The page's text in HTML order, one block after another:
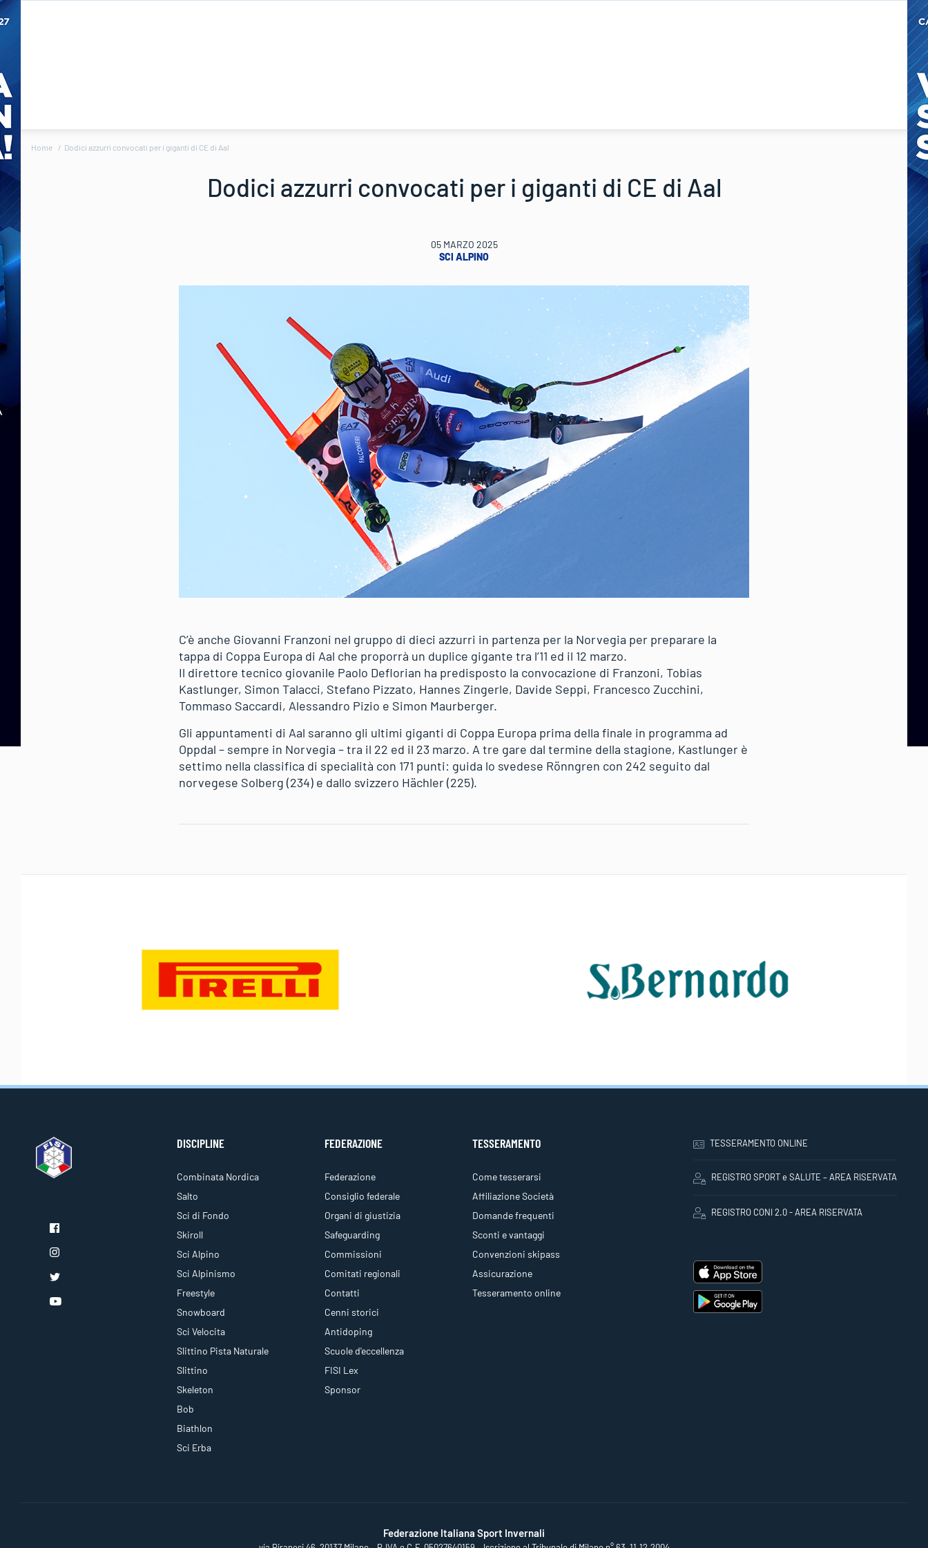
Home Dodici azzurri convocati per i giganti di CE di Aal
Dodici azzurri convocati per i giganti di CE di Aal
05 MARZO 2025
SCI ALPINO
C’è anche Giovanni Franzoni nel gruppo di dieci azzurri in partenza per la Norvegia per preparare la
tappa di Coppa Europa di Aal che proporrà un duplice gigante tra l’11 ed il 12 marzo.
Il direttore tecnico giovanile Paolo Deflorian ha predisposto la convocazione di Franzoni, Tobias
Kastlunger, Simon Talacci, Stefano Pizzato, Hannes Zingerle, Davide Seppi, Francesco Zucchini,
Tommaso Saccardi, Alessandro Pizio e Simon Maurberger.
Gli appuntamenti di Aal saranno gli ultimi giganti di Coppa Europa prima della finale in programma ad
Oppdal – sempre in Norvegia – tra il 22 ed il 23 marzo. A tre gare dal termine della stagione, Kastlunger è
settimo nella classifica di specialità con 171 punti: guida lo svedese Rönngren con 242 seguito dal
norvegese Solberg (234) e dallo svizzero Hächler (225).
DISCIPLINE
Combinata Nordica
Salto
Sci di Fondo
Skiroll
Sci Alpino
Sci Alpinismo
Freestyle
Snowboard
Sci Velocita
Slittino Pista Naturale
Slittino
Skeleton
Bob
Biathlon
Sci Erba
FEDERAZIONE
Federazione
Consiglio federale
Organi di giustizia
Safeguarding
Commissioni
Comitati regionali
Contatti
Cenni storici
Antidoping
Scuole d'eccellenza
FISI Lex
Sponsor
TESSERAMENTO
Come tesserarsi
Affiliazione Società
Domande frequenti
Sconti e vantaggi
Convenzioni skipass
Assicurazione
Tesseramento online
TESSERAMENTO ONLINE
REGISTRO SPORT e SALUTE – AREA RISERVATA
REGISTRO CONI 2.0 - AREA RISERVATA
Federazione Italiana Sport Invernali